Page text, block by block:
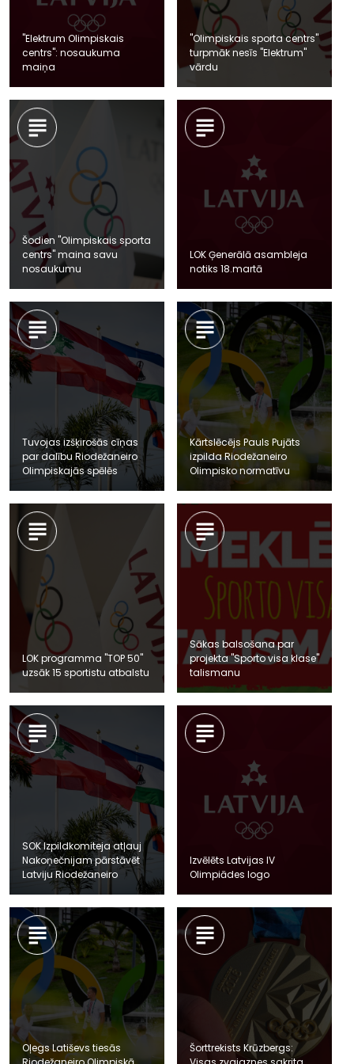
"Elektrum Olimpiskais
centrs": nosaukuma
maiņa
"Olimpiskais sporta centrs"
turpmāk nesīs "Elektrum"
vārdu
Šodien "Olimpiskais sporta
centrs" maina savu
nosaukumu
LOK Ģenerālā asambleja
notiks 18.martā
Tuvojas izšķirošās cīņas
par dalību Riodežaneiro
Olimpiskajās spēlēs
Kārtslēcējs Pauls Pujāts
izpilda Riodežaneiro
Olimpisko normatīvu
LOK programma "TOP 50"
uzsāk 15 sportistu atbalstu
Sākas balsošana par
projekta "Sporto visa klase"
talismanu
SOK Izpildkomiteja atļauj
Nakoņečnijam pārstāvēt
Latviju Riodežaneiro
Izvēlēts Latvijas IV
Olimpiādes logo
Oļegs Latiševs tiesās
Šorttrekists Krūzbergs: